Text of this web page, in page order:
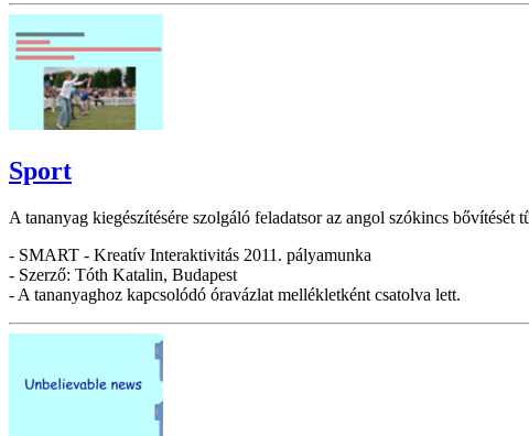
Sport
A tananyag kiegészítésére szolgáló feladatsor az angol szókincs bővítését
- SMART - Kreatív Interaktivitás 2011. pályamunka
- Szerző: Tóth Katalin, Budapest
- A tananyaghoz kapcsolódó óravázlat mellékletként csatolva lett.